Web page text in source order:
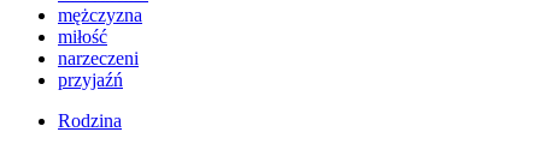
mężczyzna
miłość
narzeczeni
przyjaźń
Rodzina